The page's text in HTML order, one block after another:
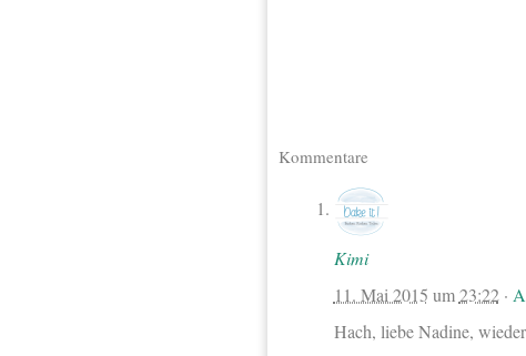
Kommentare
Kimi
11. Mai 2015 um23:22·
Hach, liebe Nadine,